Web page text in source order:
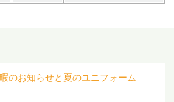
のお知らせと夏のユニフォーム